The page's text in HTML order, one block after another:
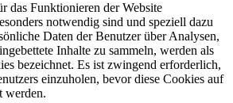
das Funktionieren der Website
notwendig sind und speziell dazu
Daten der Benutzer über Analysen,
Inhalte zu sammeln, werden als
bezeichnet. Es ist zwingend erforderlich,
einzuholen, bevor diese Cookies auf
werden.